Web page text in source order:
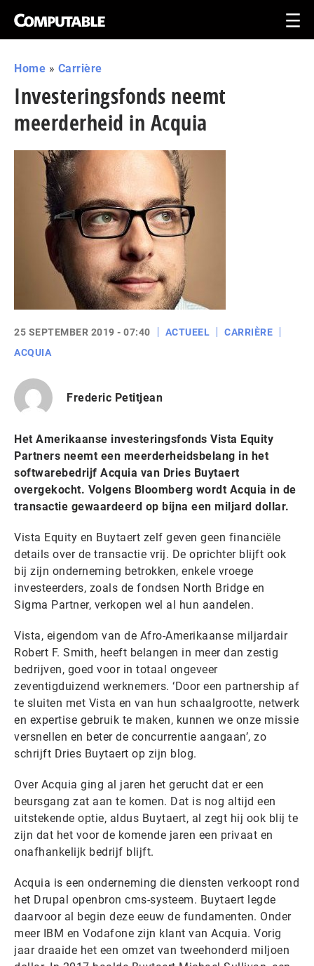
Home » Carrière
Investeringsfonds neemt
meerderheid in Acquia
25 SEPTEMBER 2019 - 07:40 ACTUEEL
CARRIÈRE
ACQUIA
Frederic Petitjean
Het Amerikaanse investeringsfonds Vista Equity
Partners neemt een meerderheidsbelang in het
softwarebedrijf Acquia van Dries Buytaert
overgekocht. Volgens Bloomberg wordt Acquia in de
transactie gewaardeerd op bijna een miljard dollar.
Vista Equity en Buytaert zelf geven geen financiële
details over de transactie vrij. De oprichter blijft ook
bij zijn onderneming betrokken, enkele vroege
investeerders, zoals de fondsen North Bridge en
Sigma Partner, verkopen wel al hun aandelen.
Vista, eigendom van de Afro-Amerikaanse miljardair
Robert F. Smith, heeft belangen in meer dan zestig
bedrijven, goed voor in totaal ongeveer
zeventigduizend werknemers. ‘Door een partnership af
te sluiten met Vista en van hun schaalgrootte, netwerk
en expertise gebruik te maken, kunnen we onze missie
versnellen en beter de concurrentie aangaan’, zo
schrijft Dries Buytaert op zijn blog.
Over Acquia ging al jaren het gerucht dat er een
beursgang zat aan te komen. Dat is nog altijd een
uitstekende optie, aldus Buytaert, al zegt hij ook blij te
zijn dat het voor de komende jaren een privaat en
onafhankelijk bedrijf blijft.
Acquia is een onderneming die diensten verkoopt rond
het Drupal openbron cms-systeem. Buytaert legde
daarvoor al begin deze eeuw de fundamenten. Onder
meer IBM en Vodafone zijn klant van Acquia. Vorig
jaar draaide het een omzet van tweehonderd miljoen